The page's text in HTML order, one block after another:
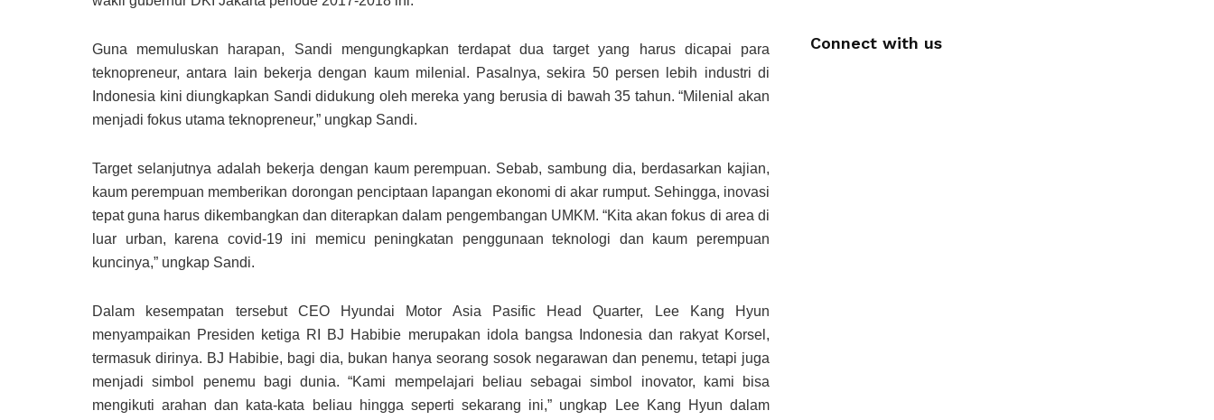
Guna memuluskan harapan, Sandi mengungkapkan terdapat dua target yang harus dicapai para
teknopreneur, antara lain bekerja dengan kaum milenial. Pasalnya, sekira 50 persen lebih industri di
Indonesia kini diungkapkan Sandi didukung oleh mereka yang berusia di bawah 35 tahun. “Milenial akan
menjadi fokus utama teknopreneur,” ungkap Sandi.
Target selanjutnya adalah bekerja dengan kaum perempuan. Sebab, sambung dia, berdasarkan kajian,
kaum perempuan memberikan dorongan penciptaan lapangan ekonomi di akar rumput. Sehingga, inovasi
tepat guna harus dikembangkan dan diterapkan dalam pengembangan UMKM. “Kita akan fokus di area di
luar urban, karena covid-19 ini memicu peningkatan penggunaan teknologi dan kaum perempuan
kuncinya,” ungkap Sandi.
Dalam kesempatan tersebut CEO Hyundai Motor Asia Pasific Head Quarter, Lee Kang Hyun
menyampaikan Presiden ketiga RI BJ Habibie merupakan idola bangsa Indonesia dan rakyat Korsel,
termasuk dirinya. BJ Habibie, bagi dia, bukan hanya seorang sosok negarawan dan penemu, tetapi juga
menjadi simbol penemu bagi dunia. “Kami mempelajari beliau sebagai simbol inovator, kami bisa
mengikuti arahan dan kata-kata beliau hingga seperti sekarang ini,” ungkap Lee Kang Hyun dalam
Connect with us